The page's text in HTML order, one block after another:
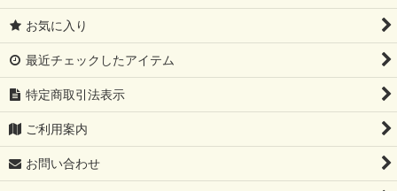
お気に入り
最近チェックしたアイテム
特定商取引法表示
ご利用案内
お問い合わせ